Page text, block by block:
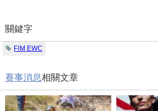
關鍵字
FIM EWC
賽事消息相關文章